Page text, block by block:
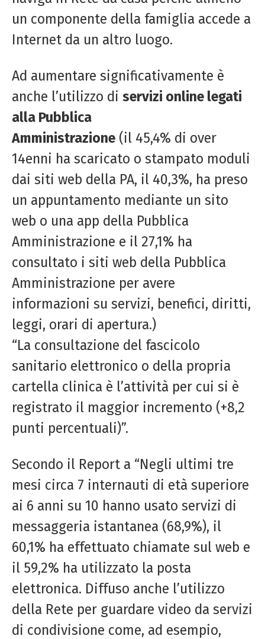
un componente della famiglia accede a
Internet da un altro luogo.
Ad aumentare significativamente è
anche l’utilizzo di servizi online legati
alla Pubblica
Amministrazione (il 45,4% di over
14enni ha scaricato o stampato moduli
dai siti web della PA, il 40,3%, ha preso
un appuntamento mediante un sito
web o una app della Pubblica
Amministrazione e il 27,1% ha
consultato i siti web della Pubblica
Amministrazione per avere
informazioni su servizi, benefici, diritti,
leggi, orari di apertura.)
“La consultazione del fascicolo
sanitario elettronico o della propria
cartella clinica è l’attività per cui si è
registrato il maggior incremento (+8,2
punti percentuali)”.
Secondo il Report a “Negli ultimi tre
mesi circa 7 internauti di età superiore
ai 6 anni su 10 hanno usato servizi di
messaggeria istantanea (68,9%), il
60,1% ha effettuato chiamate sul web e
il 59,2% ha utilizzato la posta
elettronica. Diffuso anche l’utilizzo
della Rete per guardare video da servizi
di condivisione come, ad esempio,